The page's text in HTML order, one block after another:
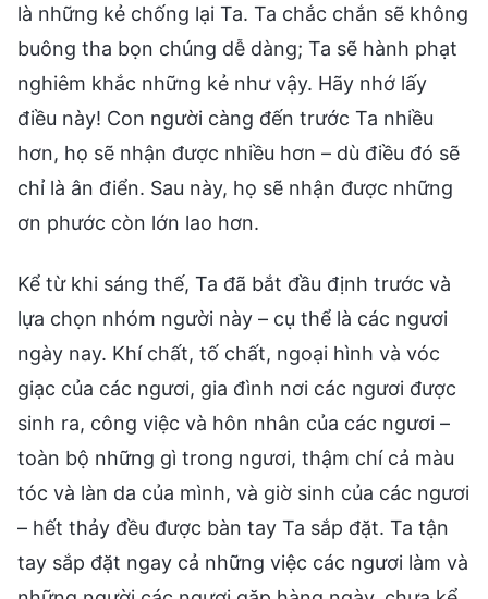
là những kẻ chống lại Ta. Ta chắc chắn sẽ không
buông tha bọn chúng dễ dàng; Ta sẽ hành phạt
nghiêm khắc những kẻ như vậy. Hãy nhớ lấy
điều này! Con người càng đến trước Ta nhiều
hơn, họ sẽ nhận được nhiều hơn – dù điều đó sẽ
chỉ là ân điển. Sau này, họ sẽ nhận được những
ơn phước còn lớn lao hơn.
Kể từ khi sáng thế, Ta đã bắt đầu định trước và
lựa chọn nhóm người này – cụ thể là các ngươi
ngày nay. Khí chất, tố chất, ngoại hình và vóc
giạc của các ngươi, gia đình nơi các ngươi được
sinh ra, công việc và hôn nhân của các ngươi –
toàn bộ những gì trong ngươi, thậm chí cả màu
tóc và làn da của mình, và giờ sinh của các ngươi
– hết thảy đều được bàn tay Ta sắp đặt. Ta tận
tay sắp đặt ngay cả những việc các ngươi làm và